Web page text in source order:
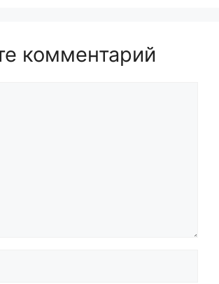
комментарий